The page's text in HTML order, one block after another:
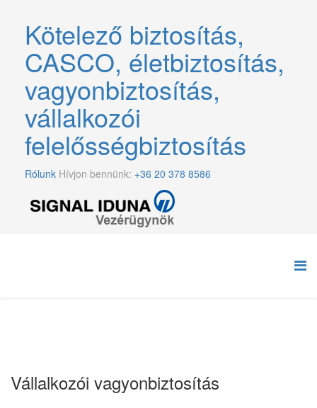
Kötelező biztosítás,
CASCO, életbiztosítás,
vagyonbiztosítás,
vállalkozói
felelősségbiztosítás
Rólunk Hívjon bennünk: +36 20 378 8586
Vállalkozói vagyonbiztosítás